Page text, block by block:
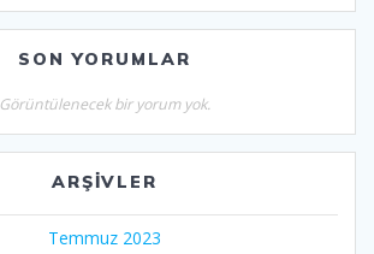
SON YORUMLAR
Görüntülenecek bir yorum yok.
ARŞIVLER
Temmuz 2023